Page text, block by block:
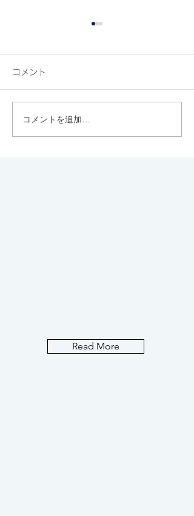
素敵なクッキーといえ
コメント
コメントを追加…
Read More